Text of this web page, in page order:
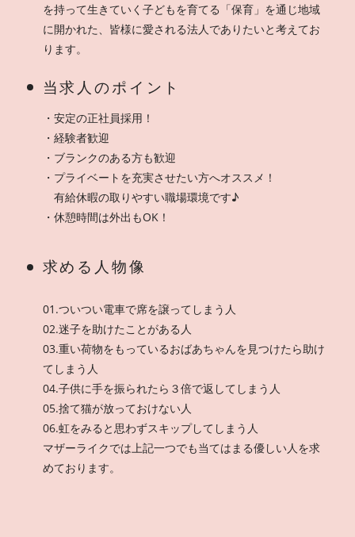
を持って生きていく子どもを育てる「保育」を通じ地域
に開かれた、皆様に愛される法人でありたいと考えてお
ります。
当求人のポイント
・安定の正社員採用！
・経験者歓迎
・ブランクのある方も歓迎
・プライベートを充実させたい方へオススメ！
有給休暇の取りやすい職場環境です♪
・休憩時間は外出もOK！
求める人物像
01.ついつい電車で席を譲ってしまう人
02.迷子を助けたことがある人
03.重い荷物をもっているおばあちゃんを見つけたら助け
てしまう人
04.子供に手を振られたら３倍で返してしまう人
05.捨て猫が放っておけない人
06.虹をみると思わずスキップしてしまう人
マザーライクでは上記一つでも当てはまる優しい人を求
めております。